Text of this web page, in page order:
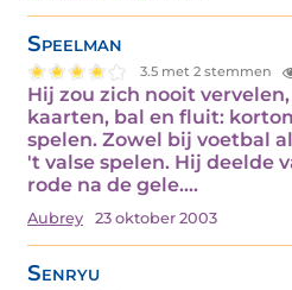
Speelman
3.5 met 2 stemmen
Hij zou zich nooit
kaarten, bal en fluit:
spelen. Zowel bij voetbal
't valse spelen. Hij deelde
rode na de gele.…
Aubrey 23 oktober 2003
Senryu